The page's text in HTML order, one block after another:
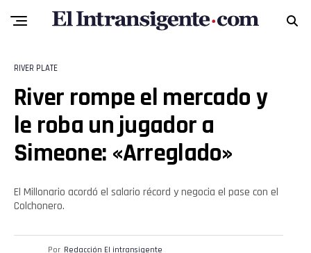
RIVER PLATE
River rompe el mercado y
le roba un jugador a
Simeone: «Arreglado»
El Millonario acordó el salario récord y negocia el pase con el
Colchonero.
Por Redacción El intransigente
Whatsapp